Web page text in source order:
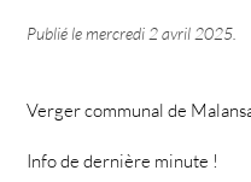
Publié lemercredi 2 avril 2025
Verger communal de
Info de dernière minute !